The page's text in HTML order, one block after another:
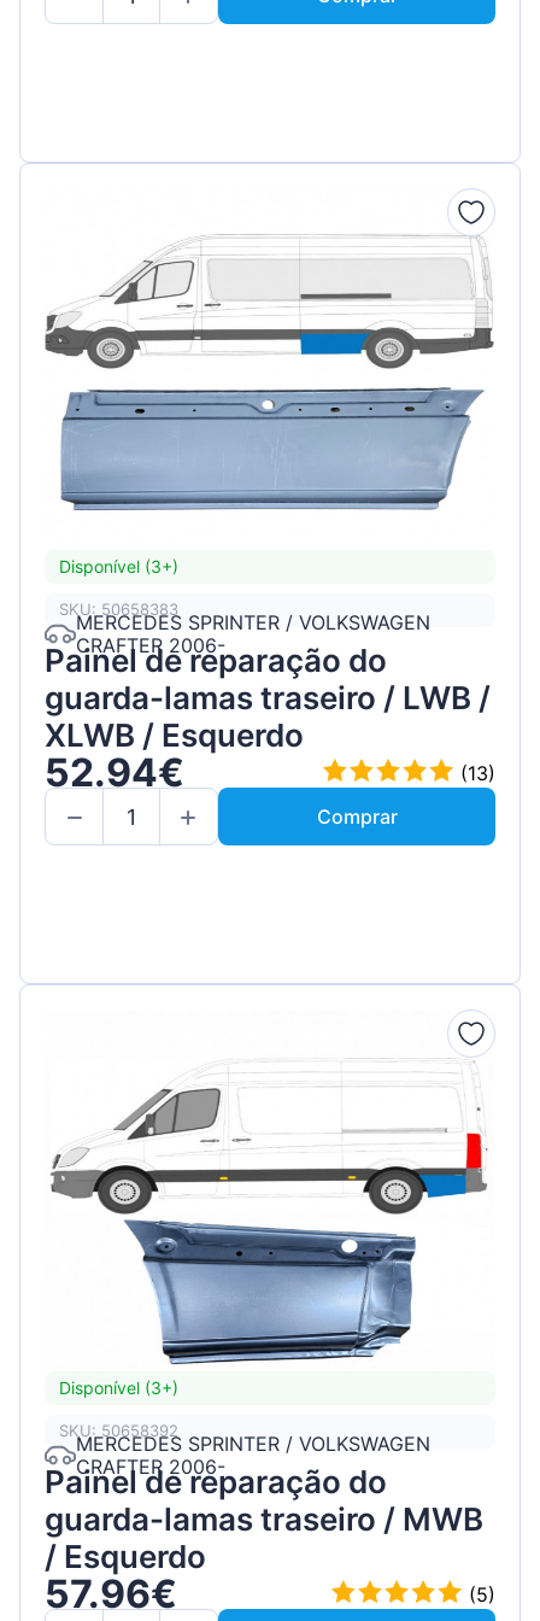
Disponível (3+)
SKU: 50658383
MERCEDES SPRINTER / VOLKSWAGEN
CRAFTER 2006-
Painel de reparação do
guarda-lamas traseiro / LWB /
XLWB / Esquerdo
52.94€
(13)
Comprar
Disponível (3+)
SKU: 50658392
MERCEDES SPRINTER / VOLKSWAGEN
CRAFTER 2006-
Painel de reparação do
guarda-lamas traseiro / MWB
/ Esquerdo
57.96€ (5)